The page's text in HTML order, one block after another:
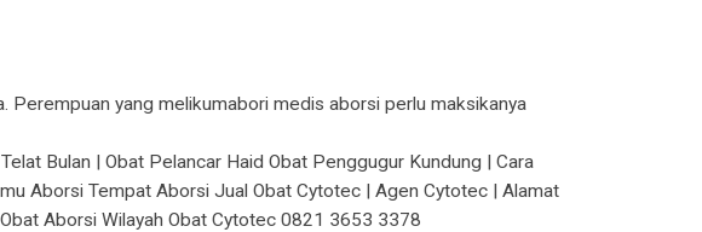
yang melikumabori medis aborsi perlu maksikanya
Bulan | Obat Pelancar Haid Obat Penggugur Kundung | Cara
Aborsi Tempat Aborsi Jual Obat Cytotec | Agen Cytotec | Alamat
Aborsi Wilayah Obat Cytotec 0821 3653 3378